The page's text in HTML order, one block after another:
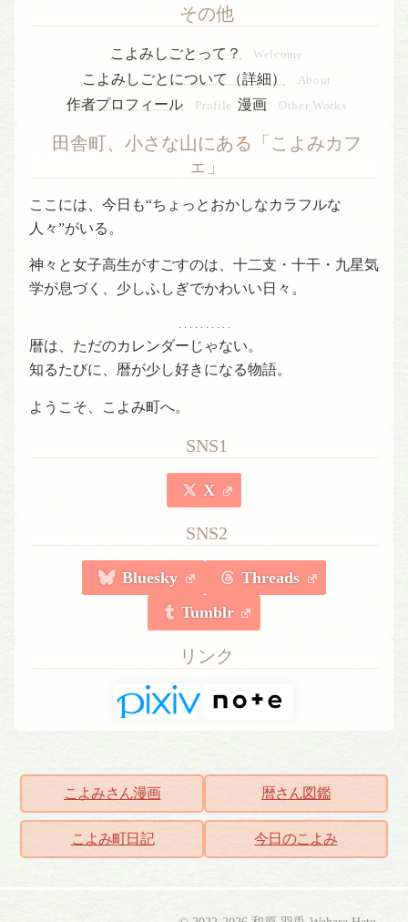
その他
こよみしごとって？ Welcome
こよみしごとについて（詳細） About
作者プロフィール Profile 漫画 Other Works
田舎町、小さな山にある「こよみカフ
ェ」
ここには、今日も“ちょっとおかしなカラフルな
人々”がいる。
神々と女子高生がすごすのは、十二支・十干・九星気
学が息づく、少しふしぎでかわいい日々。
. . . . . . . . . .
暦は、ただのカレンダーじゃない。
知るたびに、暦が少し好きになる物語。
ようこそ、こよみ町へ。
SNS1
X
SNS2
Bluesky
Threads
Tumblr
リンク
こよみさん漫画 暦さん図鑑
こよみ町日記 今日のこよみ